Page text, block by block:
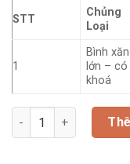
STT
Chủng
Loại
1
Bình
lớn – có
khoá
Số lượng